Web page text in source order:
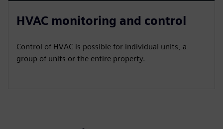
HVAC monitoring and control
Control of HVAC is possible for individual units, a
group of units or the entire property.